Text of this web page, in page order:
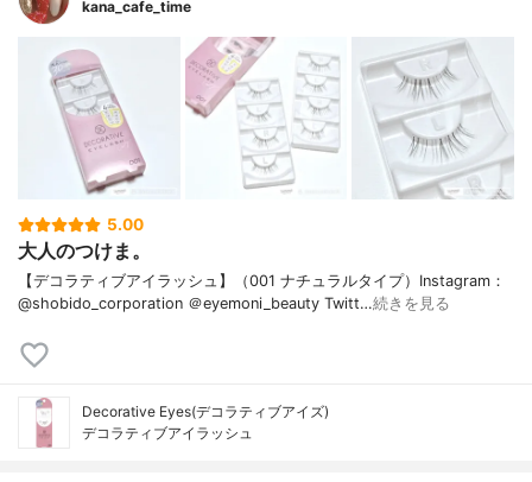
kana_cafe_time
5.00
大人のつけま。
【デコラティブアイラッシュ】（001 ナチュラルタイプ）Instagram：
@shobido_corporation ＠eyemoni_beauty Twitt…続きを見る
Decorative Eyes(デコラティブアイズ)
デコラティブアイラッシュ